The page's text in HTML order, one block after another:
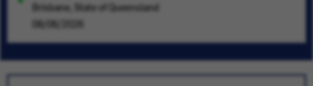
Brisbane, State of Queensland
08/06/2026